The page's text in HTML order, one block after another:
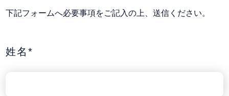
下記フォームへ必要事項をご記入の上、送信ください。
姓名*